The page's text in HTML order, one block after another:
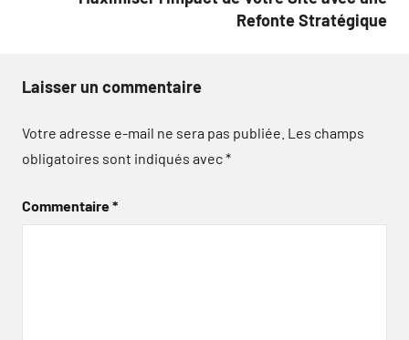
Refonte Stratégique
Laisser un commentaire
Votre adresse e-mail ne sera pas publiée. Les champs
obligatoires sont indiqués avec*
Commentaire*